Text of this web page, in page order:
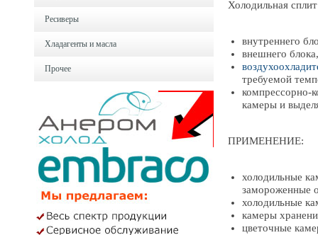
Ресиверы
Хладагенты и масла
Прочее
Холодильная
внутреннего
внешнего
требуемой
компрессорно-
камеры и
ПРИМЕНЕНИЕ:
холодильные
замороженные
холодильные
камеры
цветочные